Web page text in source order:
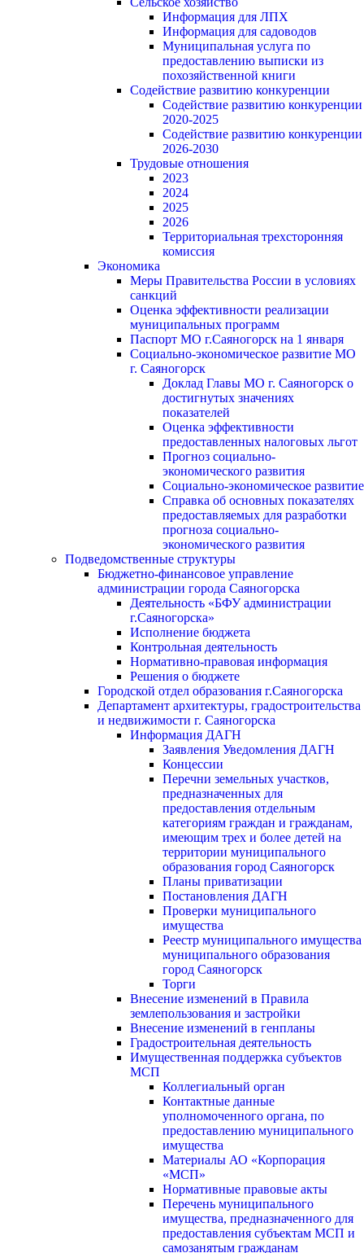
Информация для ЛПХ
Информация для садоводов
Муниципальная услуга по
предоставлению выписки из
похозяйственной книги
Содействие развитию конкуренции
Содействие развитию конкуренции
2020-2025
Содействие развитию конкуренции
2026-2030
Трудовые отношения
2023
2024
2025
2026
Территориальная трехсторонняя
комиссия
Экономика
Меры Правительства России в условиях
санкций
Оценка эффективности реализации
муниципальных программ
Паспорт МО г.Саяногорск на 1 января
Социально-экономическое развитие МО
г. Саяногорск
Доклад Главы МО г. Саяногорск о
достигнутых значениях
показателей
Оценка эффективности
предоставленных налоговых льгот
Прогноз социально-
экономического развития
Социально-экономическое развитие
Справка об основных показателях
предоставляемых для разработки
прогноза социально-
экономического развития
Подведомственные структуры
Бюджетно-финансовое управление
администрации города Саяногорска
Деятельность «БФУ администрации
г.Саяногорска»
Исполнение бюджета
Контрольная деятельность
Нормативно-правовая информация
Решения о бюджете
Городской отдел образования г.Саяногорска
Департамент архитектуры, градостроительства
и недвижимости г. Саяногорска
Информация ДАГН
Заявления Уведомления ДАГН
Концессии
Перечни земельных участков,
предназначенных для
предоставления отдельным
категориям граждан и гражданам,
имеющим трех и более детей на
территории муниципального
образования город Саяногорск
Планы приватизации
Постановления ДАГН
Проверки муниципального
имущества
Реестр муниципального имущества
муниципального образования
город Саяногорск
Торги
Внесение изменений в Правила
землепользования и застройки
Внесение изменений в генпланы
Градостроительная деятельность
Имущественная поддержка субъектов
МСП
Коллегиальный орган
Контактные данные
уполномоченного органа, по
предоставлению муниципального
имущества
Материалы АО «Корпорация
«МСП»
Нормативные правовые акты
Перечень муниципального
имущества, предназначенного для
предоставления субъектам МСП и
самозанятым гражданам